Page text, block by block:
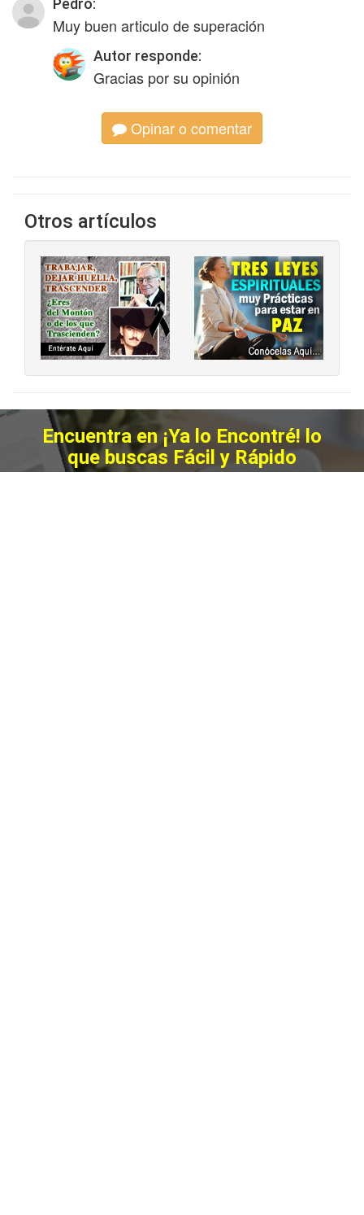
Pedro:
Muy buen articulo de superación
Autor responde:
Gracias por su opinión
Opinar o comentar
Otros artículos
‹ ›
Encuentra en ¡Ya lo Encontré! lo
que buscas Fácil y Rápido